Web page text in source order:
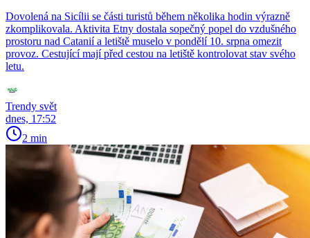
Dovolená na Sicílii se části turistů během několika hodin výrazně
zkomplikovala. Aktivita Etny dostala sopečný popel do vzdušného
prostoru nad Catanií a letiště muselo v pondělí 10. srpna omezit
provoz. Cestující mají před cestou na letiště kontrolovat stav svého
letu.
Trendy svět
dnes, 17:52
2 min